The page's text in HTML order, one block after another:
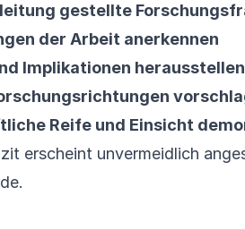
gestellte
der Arbeit anerkennen
Implikationen herausstellen
Reife und Einsicht
erscheint unvermeidlich